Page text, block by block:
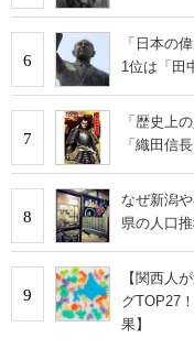
6
「日本の
1位は「田
7
「歴史上
「織田信
8
なぜ新潟
県の人口
9
【関西人
グTOP27
果】